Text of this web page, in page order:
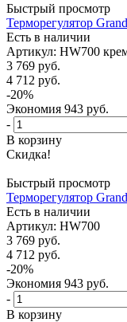
Быстрый просмотр
Терморегулятор
Есть в наличии
Артикул: HW700
3 769 руб.
4 712 руб.
-20%
Экономия 943 руб.
-
В корзину
Скидка!
Быстрый просмотр
Терморегулятор
Есть в наличии
Артикул: HW700
3 769 руб.
4 712 руб.
-20%
Экономия 943 руб.
-
В корзину